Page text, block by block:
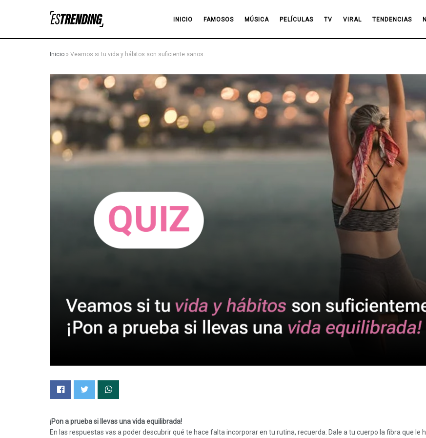
INICIO FAMOSOS MÚSICA PELÍCULAS TV VIRAL TENDENCIAS
Inicio » Veamos si tu vida y hábitos son suficiente sanos.
¡Pon a prueba si llevas una vida equilibrada!
En las respuestas vas a poder descubrir qué te hace falta incorporar en tu rutina, recuerda: Dale a tu cuerpo la fibra que le